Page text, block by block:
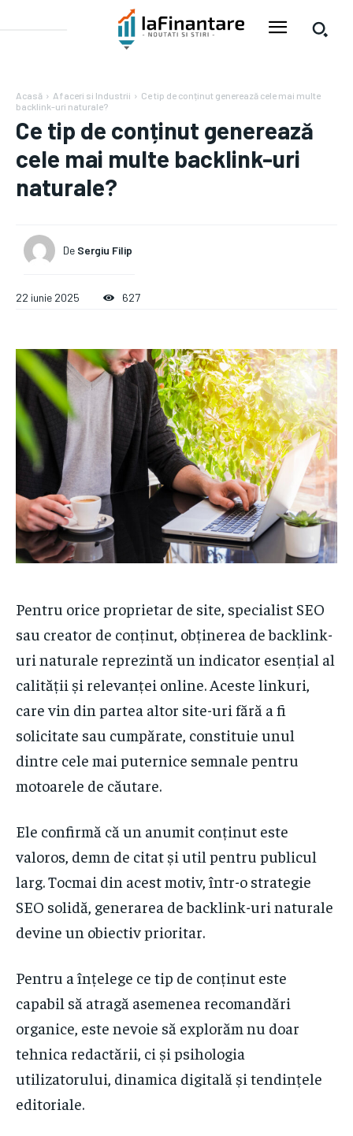
Acasă Afaceri si Industrii
Ce tip de conținut generează cele mai multe
backlink-uri naturale?
Ce tip de conținut generează
cele mai multe backlink-uri
naturale?
De Sergiu Filip
22 iunie 2025 627
Pentru orice proprietar de site, specialist SEO
sau creator de conținut, obținerea de backlink-
uri naturale reprezintă un indicator esențial al
calității și relevanței online. Aceste linkuri,
care vin din partea altor site-uri fără a fi
solicitate sau cumpărate, constituie unul
dintre cele mai puternice semnale pentru
motoarele de căutare.
Ele confirmă că un anumit conținut este
valoros, demn de citat și util pentru publicul
larg. Tocmai din acest motiv, într-o strategie
SEO solidă, generarea de backlink-uri naturale
devine un obiectiv prioritar.
Pentru a înțelege ce tip de conținut este
capabil să atragă asemenea recomandări
organice, este nevoie să explorăm nu doar
tehnica redactării, ci și psihologia
utilizatorului, dinamica digitală și tendințele
editoriale.